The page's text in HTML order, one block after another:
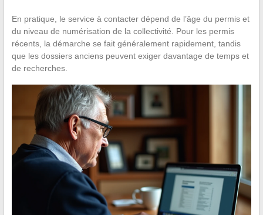
En pratique, le service à contacter dépend de l’âge du permis et
du niveau de numérisation de la collectivité. Pour les permis
récents, la démarche se fait généralement rapidement, tandis
que les dossiers anciens peuvent exiger davantage de temps et
de recherches.